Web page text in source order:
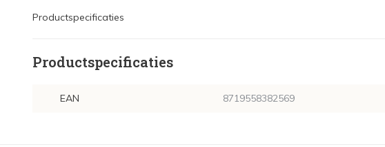
Productspecificaties
Productspecificaties
EAN 8719558382569